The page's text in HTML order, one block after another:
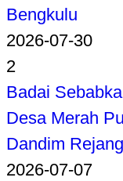
Bengkulu
2026-07-30
2
Badai
Desa Merah
Dandim
2026-07-07